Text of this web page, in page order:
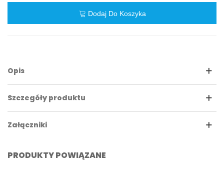
Dodaj Do Koszyka
Opis
Szczegóły produktu
Załączniki
PRODUKTY POWIĄZANE